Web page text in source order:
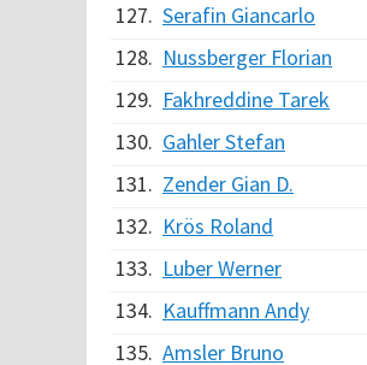
127. Serafin Giancarlo
128. Nussberger Florian
129. Fakhreddine Tarek
130. Gahler Stefan
131. Zender Gian D.
132. Krös Roland
133. Luber Werner
134. Kauffmann Andy
135. Amsler Bruno